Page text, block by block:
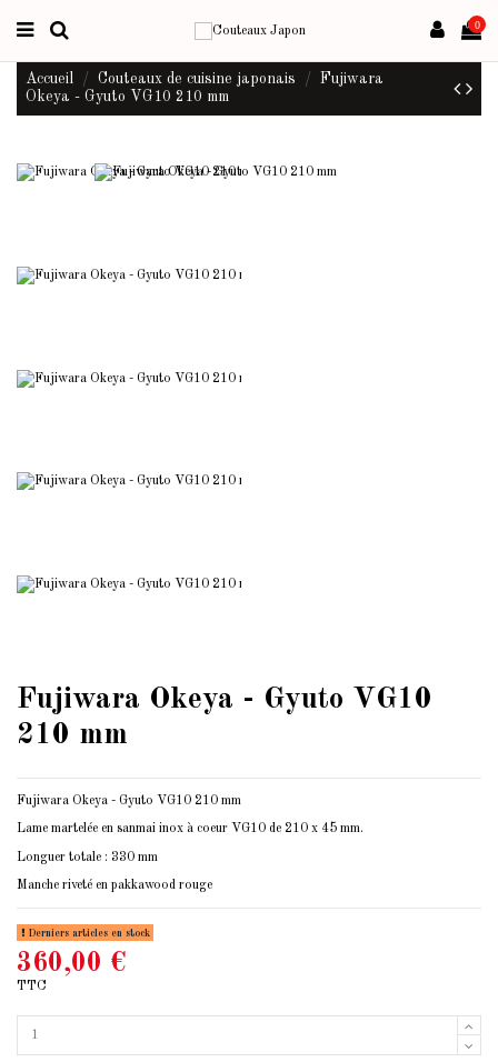
0
Accueil Couteaux de cuisine japonais
Fujiwara
Okeya - Gyuto VG10 210 mm
Fujiwara Okeya - Gyuto VG10
210 mm
Fujiwara Okeya - Gyuto VG10 210 mm
Lame martelée en sanmai inox à coeur VG10 de 210 x 45 mm.
Longuer totale : 330 mm
Manche riveté en pakkawood rouge
Derniers articles en stock
360,00 €
TTC